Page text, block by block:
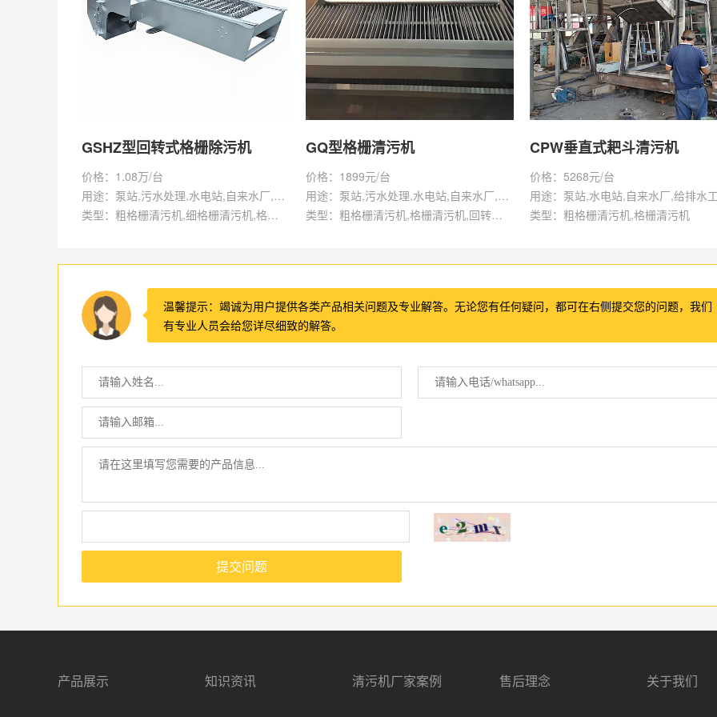
GSHZ型回转式格栅除污机
价格：1.08万/台
用途：泵站,污水处理,水电站,自来水厂,渠道,水产养殖,化工,纺织,给排水工程
类型：粗格栅清污机,细格栅清污机,格栅清污机,回转式清污机
GQ型格栅清污机
价格：1899元/台
用途：泵站,污水处理,水电站,自来水厂,给排水工程
类型：粗格栅清污机,格栅清污机,回转式清污机
CPW垂直式耙斗清污机
价格：5268元/台
用途：泵站,水电站,自来水厂,给排水
类型：粗格栅清污机,格栅清污机
温馨提示：竭诚为用户提供各类产品相关问题及专业解答。无论您有任何疑问，都可在右侧提交您的问题，我们
有专业人员会给您详尽细致的解答。
提交问题
产品展示 知识资讯 清污机厂家案例 售后理念 关于我们